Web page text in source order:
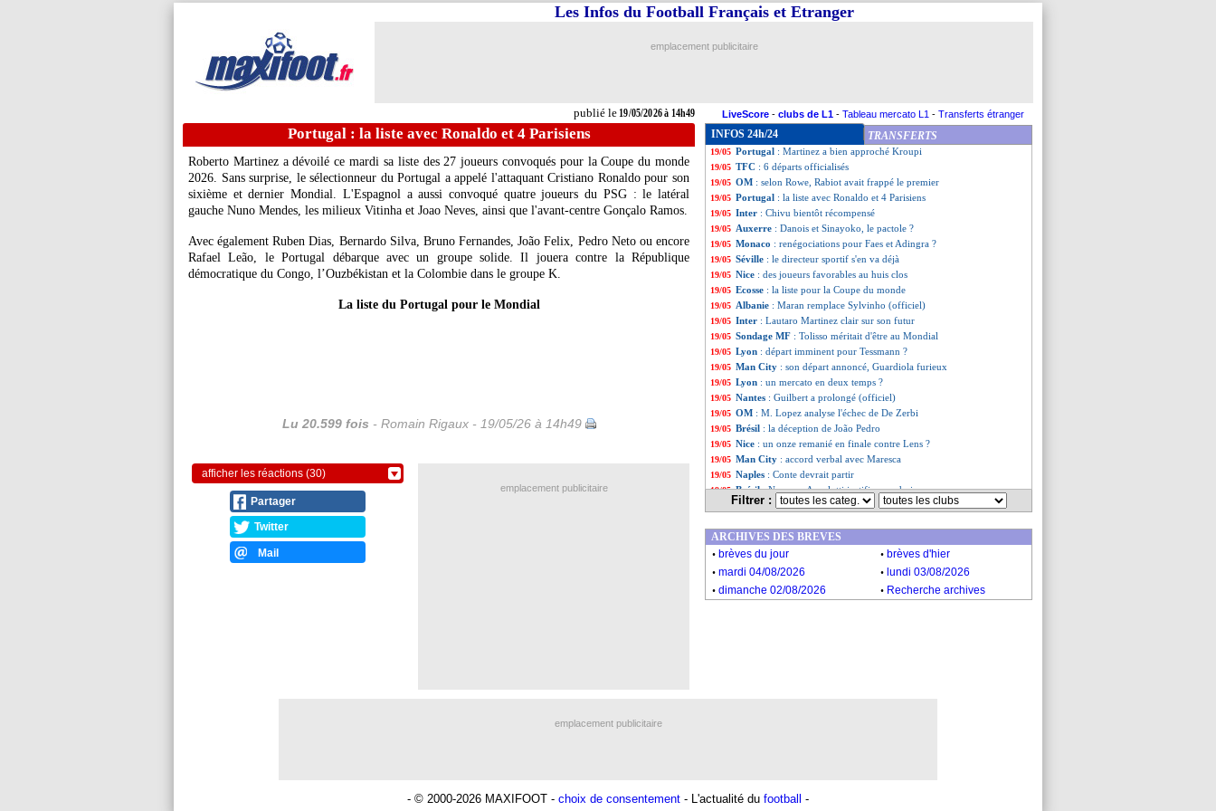
publié le19/05/2026 à 14h49
Les Infos du Football Français et Etranger
emplacement publicitaire
LiveScore - clubs de L1 - Tableau mercato L1 - Transferts étranger
Portugal : la liste avec Ronaldo et 4 Parisiens
Roberto Martinez a dévoilé ce mardi sa liste des 27 joueurs convoqués pour la Coupe du monde
2026. Sans surprise, le sélectionneur du Portugal a appelé l'attaquant Cristiano Ronaldo pour son
sixième et dernier Mondial. L'Espagnol a aussi convoqué quatre joueurs du PSG : le latéral
gauche Nuno Mendes, les milieux Vitinha et Joao Neves, ainsi que l'avant-centre Gonçalo Ramos.
Avec également Ruben Dias, Bernardo Silva, Bruno Fernandes, João Felix, Pedro Neto ou encore
Rafael Leão, le Portugal débarque avec un groupe solide. Il jouera contre la République
démocratique du Congo, l’Ouzbékistan et la Colombie dans le groupe K.
La liste du Portugal pour le Mondial
Lu 20.599 fois - Romain Rigaux - 19/05/26 à 14h49
afficher les réactions (30)
Partager
Twitter
Mail
INFOS 24h/24 TRANSFERTS
19/05 Monaco : Fati dans l'attente du Barça ?
19/05 Lyon
19/05 Allemagne: Neuer, Baumann contrarié
19/05 OM: Rowe raconte le ritiro
19/05 Portugal : Martinez a bien approché Kroupi
19/05 TFC : 6 départs officialisés
19/05 OM : selon Rowe, Rabiot avait frappé le premier
19/05 Portugal : la liste avec Ronaldo et 4 Parisiens
19/05 Inter : Chivu bientôt récompensé
19/05 Auxerre : Danois et Sinayoko, le pactole ?
19/05 Monaco : renégociations pour Faes et Adingra ?
19/05 Séville : le directeur sportif s'en va déjà
19/05 Nice : des joueurs favorables au huis clos
19/05 Ecosse : la liste pour la Coupe du monde
19/05 Albanie : Maran remplace Sylvinho (officiel)
19/05 Inter : Lautaro Martinez clair sur son futur
19/05 Sondage MF : Tolisso méritait d'être au Mondial
19/05 Lyon : départ imminent pour Tessmann ?
19/05 Man City : son départ annoncé, Guardiola furieux
19/05 Lyon : un mercato en deux temps ?
19/05 Nantes : Guilbert a prolongé (officiel)
19/05 OM : M. Lopez analyse l'échec de De Zerbi
19/05 Brésil : la déception de João Pedro
19/05 Nice : un onze remanié en finale contre Lens ?
19/05 Man City : accord verbal avec Maresca
19/05 Naples : Conte devrait partir
19/05 Brésil: Neymar, Ancelotti justifie son choix
Strasbourg: Barco annonce son départ
... Liste des brèves du dim. 17 mai 2026
Filtrer :
emplacement publicitaire
ARCHIVES DES BREVES
. brèves du jour . brèves d'hier
. mardi 04/08/2026 . lundi 03/08/2026
. dimanche 02/08/2026 . Recherche archives
emplacement publicitaire
- © 2000-2026 MAXIFOOT - choix de consentement - L'actualité du football -